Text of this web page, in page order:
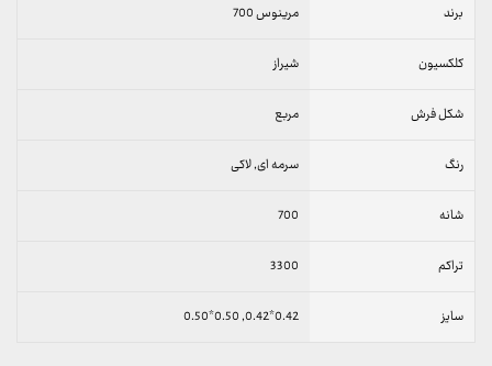
برند مرینوس 700
کلکسیون شیراز
شکل فرش مربع
رنگ سرمه ای, لاکی
شانه 700
تراکم 3300
سایز 0.42*0.42, 0.50*0.50